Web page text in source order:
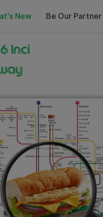
New Be Our Partner
Inci